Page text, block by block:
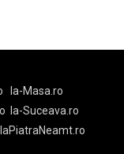
la-Masa.ro
la-Suceava.ro
laPiatraNeamt.ro